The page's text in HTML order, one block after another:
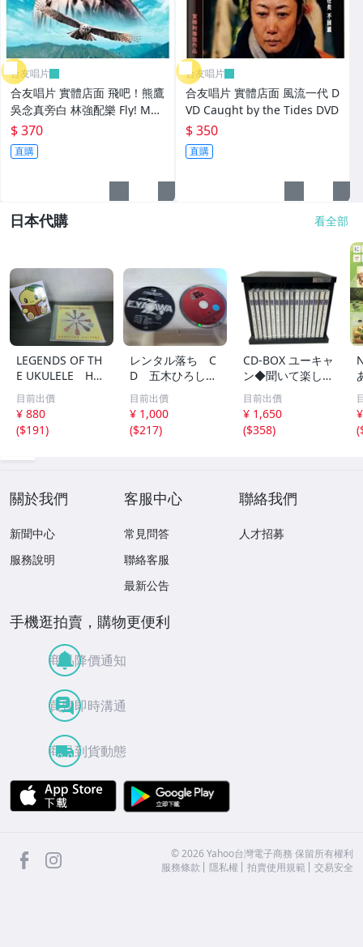
【CD】古典
【CD】演奏
【CD】爵士、藍調
【CD】搖滾
【CD】雷鬼、電音
【CD】現場演奏
【CD】宗教音樂
【CD】功能音樂
【CD】發燒片
〈洪榮宏歷年作品〉
〈鄧麗君歷年作品〉
〈鳳飛飛 歷年作品〉
【XRCD、SACD、MQA CD】
【HQCD、HDCD】
【藍光CD、UHQCD】
【K2HD、24GoldCD、 1:1母盤直刻 】
【TAS】絕對的聲音
【其他商品】
其它
合友唱片
合友唱片 實體店面 飛吧！熊鷹
吳念真旁白 林強配樂 Fly! Mou
ntain Hawk Eagle DVD
$ 370
直購
合友唱片
合友唱片 實體店面 風流一代 D
VD Caught by the Tides DVD
$ 350
直購
日本代購 看全部
LEGENDS OF TH
E UKULELE HA
WAIIAN MASTER
S ウクレレ ハワ
イ 169
目前出價
¥ 880
($191)
レンタル落ち C
D 五木ひろし
高橋真梨子 他
中古品
目前出價
¥ 1,000
($217)
CD-BOX ユーキャ
ン◆聞いて楽しむ
日本の名作 第1巻
～第16巻 未開封
品混在 木箱付き
目前出價
¥ 1,650
($358)
(
關於我們
新聞中心
服務說明
客服中心
常見問答
聯絡客服
最新公告
聯絡我們
人才招募
手機逛拍賣，購物更便利
商品降價通知
買賣即時溝通
商品到貨動態
APP Store
facebook ©2026 Yahoo台灣電子商務 保留所有權利
服務條款
隱私權 拍賣使用規範 交易安全